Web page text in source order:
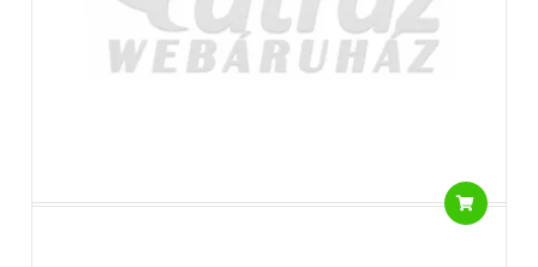
a Shimano legkelendőbb szériája. Ennek jó oka van, mert egyesíti
a divatos megjelenést, a kiemelkedő értéket és a lenyűgöző
teljesítményt. Ha a legnagyobb távolság eléréséről és a kiváló
páratlan lehetőségeket kínál. Akár a rövidebb akár a nagy
dobótávolságú Intensity változatokat részesíti előnyben, a TX-2A